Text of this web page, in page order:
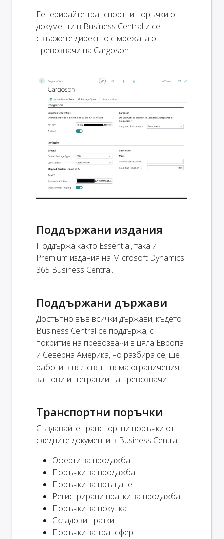
Генерирайте транспортни поръчки от
документи в Business Central и се
свържете директно с мрежата от
превозвачи на Cargoson.
Поддържани издания
Поддържа както Essential, така и
Premium издания на Microsoft Dynamics
365 Business Central.
Поддържани държави
Достъпно във всички държави, където
Business Central се поддържа, с
покритие на превозвачи в цяла Европа
и Северна Америка, но разбира се, ще
работи в цял свят - няма ограничения
за нови интеграции на превозвачи.
Транспортни поръчки
Създавайте транспортни поръчки от
следните документи в Business Central:
Оферти за продажба
Поръчки за продажба
Поръчки за връщане
Регистрирани пратки за продажба
Поръчки за покупка
Складови пратки
Поръчки за трансфер